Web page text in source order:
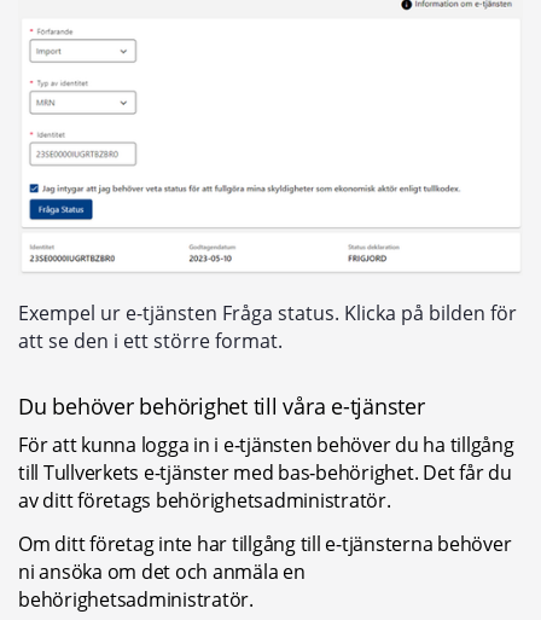
Exempel ur e-tjänsten Fråga status. Klicka på bilden för
att se den i ett större format.
Du behöver behörighet till våra e-tjänster
För att kunna logga in i e‑tjänsten behöver du ha tillgång
till Tullverkets e-tjänster med bas‑behörighet. Det får du
av ditt företags behörighetsadministratör.
Om ditt företag inte har tillgång till e-tjänsterna behöver
ni ansöka om det och anmäla en
behörighetsadministratör.